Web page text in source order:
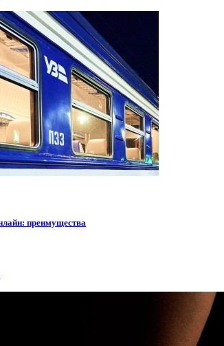
преимущества